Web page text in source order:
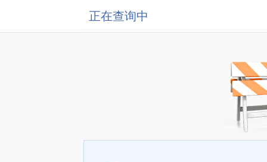
正在查询中